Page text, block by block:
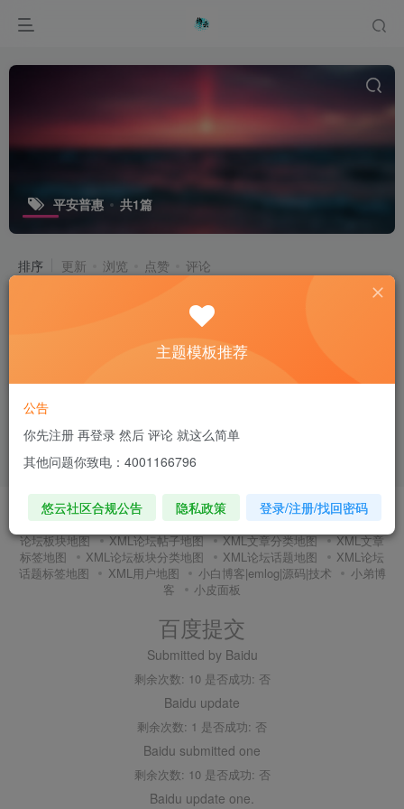
平安普惠 共1篇
排序 更新 浏览 点赞 评论
致平安普惠王总及二部全员的新春祝福
官方公告
友链申请 内搜百度(内推) 免责声明 广告合作
关于我们
隐私政策
XMl全站地图 XML文章地图
论坛板块地图
XML论坛帖子地图 XML文章分类地图
XML文章
标签地图
XML论坛板块分类地图 XML论坛话题地图
XML论坛
话题标签地图
XML用户地图 小白博客|emlog|源码|技术
小弟博
客
小皮面板
百度提交
Submitted by Baidu
剩余次数: 10 是否成功: 否
Baidu update
剩余次数: 1 是否成功: 否
Baidu submitted one
剩余次数: 10 是否成功: 否
Baidu update one.
主题模板推荐
公告
你先注册 再登录 然后 评论 就这么简单
其他问题你致电：4001166796
悠云社区合规公告 隐私政策 登录/注册/找回密码